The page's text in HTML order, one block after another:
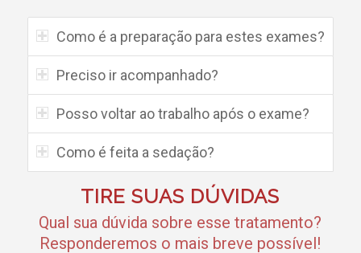
Como é a preparação para estes exames?
Preciso ir acompanhado?
Posso voltar ao trabalho após o exame?
Como é feita a sedação?
TIRE SUAS DÚVIDAS
Qual sua dúvida sobre esse tratamento?
Responderemos o mais breve possível!